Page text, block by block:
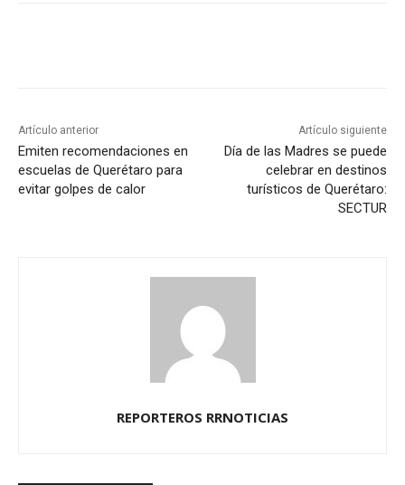
Artículo anterior
Emiten recomendaciones en
escuelas de Querétaro para
evitar golpes de calor
Artículo siguiente
Día de las Madres se puede
celebrar en destinos
turísticos de Querétaro:
SECTUR
REPORTEROS RRNOTICIAS